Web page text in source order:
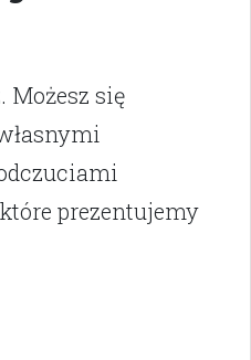
Możesz się
prezentujemy